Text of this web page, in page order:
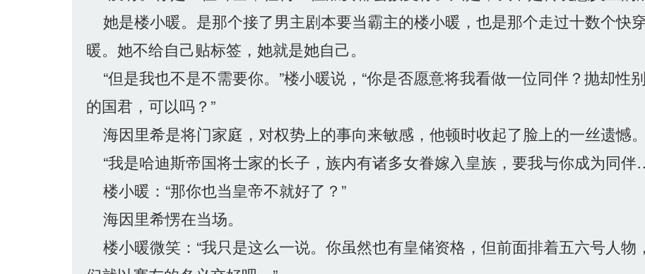
她是楼小暖。是那个接了男主剧本要当霸主的楼小暖，也是那个走过十数个快
暖。她不给自己贴标签，她就是她自己。
“但是我也不是不需要你。”楼小暖说，“你是否愿意将我看做一位同伴？抛却性
的国君，可以吗？”
海因里希是将门家庭，对权势上的事向来敏感，他顿时收起了脸上的一丝遗憾。
“我是哈迪斯帝国将士家的长子，族内有诸多女眷嫁入皇族，要我与你成为同
楼小暖：“那你也当皇帝不就好了？”
海因里希愣在当场。
楼小暖微笑：“我只是这么一说。你虽然也有皇储资格，但前面排着五六号人物